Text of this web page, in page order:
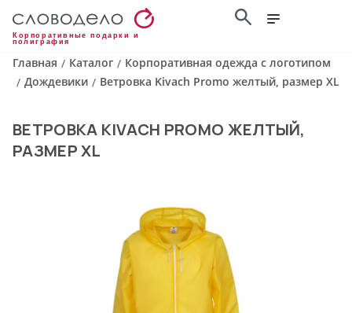
Корпоративные подарки и
полиграфия
Главная / Каталог / Корпоративная одежда с логотипом
/ Дождевики / Ветровка Kivach Promo желтый, размер XL
ВЕТРОВКА KIVACH PROMO ЖЕЛТЫЙ,
РАЗМЕР XL